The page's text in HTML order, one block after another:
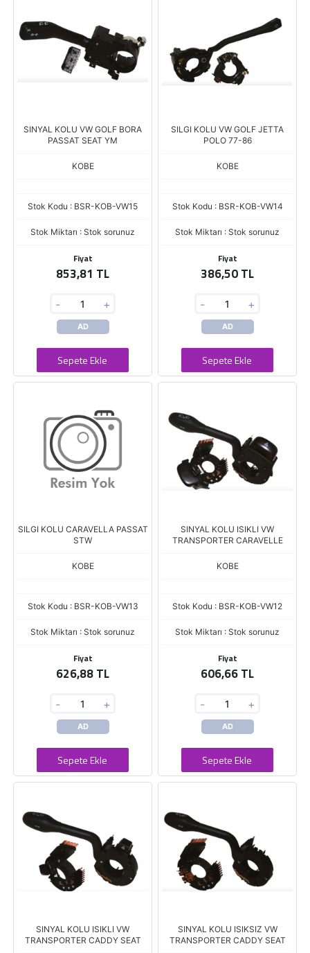
SINYAL KOLU VW GOLF BORA
PASSAT SEAT YM
KOBE
Stok Kodu : BSR-KOB-VW15
Stok Miktarı : Stok sorunuz
Fiyat
853,81 TL
- +
AD
Sepete Ekle
SILGI KOLU VW GOLF JETTA
POLO 77-86
KOBE
Stok Kodu : BSR-KOB-VW14
Stok Miktarı : Stok sorunuz
Fiyat
386,50 TL
- +
AD
Sepete Ekle
SILGI KOLU CARAVELLA PASSAT
STW
KOBE
Stok Kodu : BSR-KOB-VW13
Stok Miktarı : Stok sorunuz
Fiyat
626,88 TL
- +
AD
Sepete Ekle
SINYAL KOLU ISIKLI VW
TRANSPORTER CARAVELLE
KOBE
Stok Kodu : BSR-KOB-VW12
Stok Miktarı : Stok sorunuz
Fiyat
606,66 TL
- +
AD
Sepete Ekle
SINYAL KOLU ISIKLI VW
TRANSPORTER CADDY SEAT
SINYAL KOLU ISIKSIZ VW
TRANSPORTER CADDY SEAT